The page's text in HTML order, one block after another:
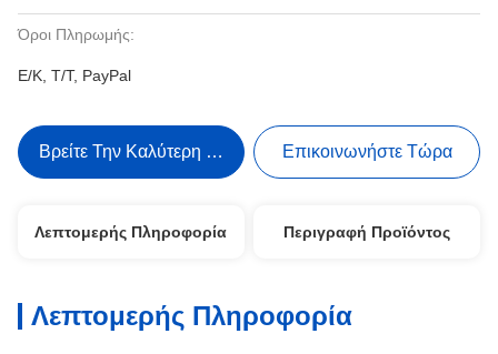
Όροι Πληρωμής:
Ε/Κ, Τ/Τ, PayPal
Βρείτε Την Καλύτερη Τιμή Επικοινωνήστε Τώρα
Λεπτομερής Πληροφορία Περιγραφή Προϊόντος
Λεπτομερής Πληροφορία